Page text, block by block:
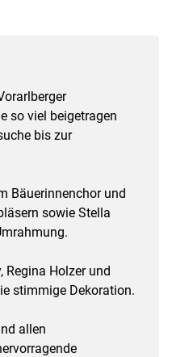
so viel beigetragen
bis zur
Bäuerinnenchor und
sowie Stella
Regina Holzer und
stimmige Dekoration.
allen